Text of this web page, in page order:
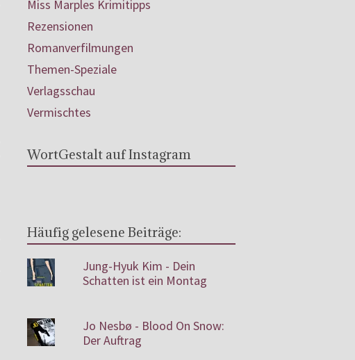
Miss Marples Krimitipps
Rezensionen
Romanverfilmungen
Themen-Speziale
Verlagsschau
Vermischtes
WortGestalt auf Instagram
Häufig gelesene Beiträge:
Jung-Hyuk Kim - Dein
Schatten ist ein Montag
Jo Nesbø - Blood On Snow:
Der Auftrag